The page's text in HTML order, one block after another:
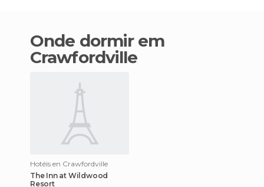
Onde dormir em
Crawfordville
Hotéis en Crawfordville
The Inn at Wildwood
Resort